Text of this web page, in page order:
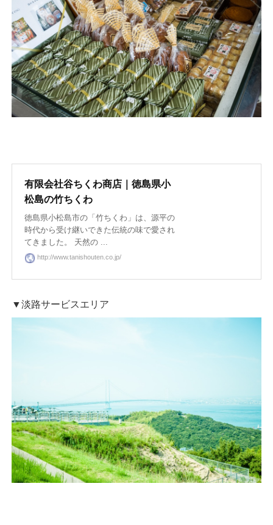
有限会社谷ちくわ商店｜徳島県小
松島の竹ちくわ
徳島県小松島市の「竹ちくわ」は、源平の
時代から受け継いできた伝統の味で愛され
てきました。 天然の ...
http://www.tanishouten.co.jp/
▼淡路サービスエリア